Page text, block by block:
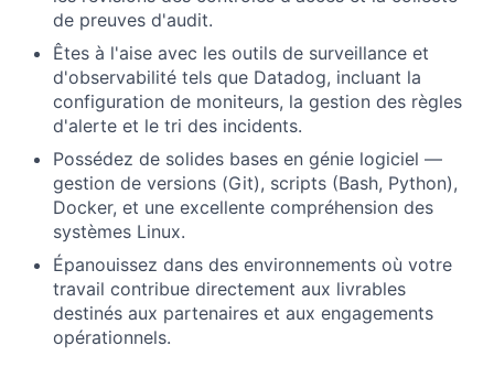
de preuves d'audit.
Êtes à l'aise avec les outils de surveillance et
d'observabilité tels que Datadog, incluant la
configuration de moniteurs, la gestion des règles
d'alerte et le tri des incidents.
Possédez de solides bases en génie logiciel —
gestion de versions (Git), scripts (Bash, Python),
Docker, et une excellente compréhension des
systèmes Linux.
Épanouissez dans des environnements où votre
travail contribue directement aux livrables
destinés aux partenaires et aux engagements
opérationnels.